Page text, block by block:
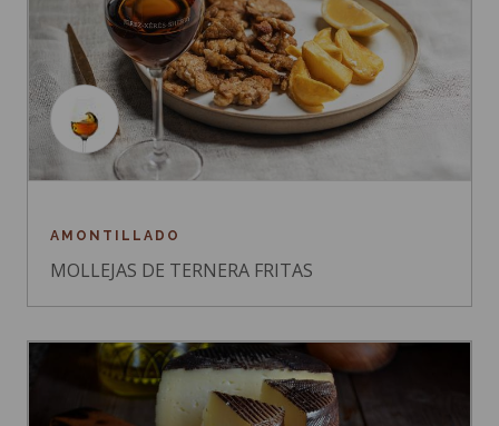
AMONTILLADO
MOLLEJAS DE TERNERA FRITAS